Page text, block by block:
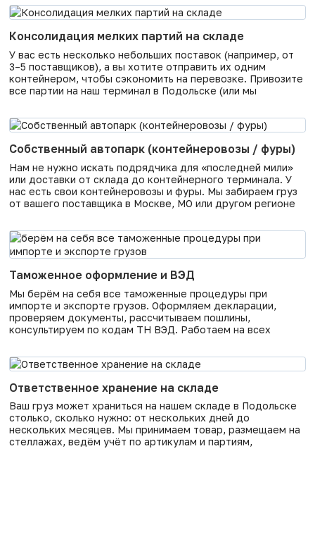
состоянием при выгрузке. Фотофиксация
Консолидация мелких партий на складе
У вас есть несколько небольших поставок (например, от
3–5 поставщиков), а вы хотите отправить их одним
контейнером, чтобы сэкономить на перевозке. Привозите
все партии на наш терминал в Подольске (или мы
один контейнер и отправляем. На выходе — один
Собственный автопарк (контейнеровозы / фуры)
Нам не нужно искать подрядчика для «последней мили»
или доставки от склада до контейнерного терминала. У
нас есть свои контейнеровозы и фуры. Мы забираем груз
от вашего поставщика в Москве, МО или другом регионе
до двери»: выгрузка у
Таможенное оформление и ВЭД
Мы берём на себя все таможенные процедуры при
импорте и экспорте грузов. Оформляем декларации,
проверяем документы, рассчитываем пошлины,
консультируем по кодам ТН ВЭД. Работаем на всех
других. Таможенное оформление — это барьер, где груз
коде приводит
Ответственное хранение на складе
Ваш груз может храниться на нашем складе в Подольске
столько, сколько нужно: от нескольких дней до
нескольких месяцев. Мы принимаем товар, размещаем на
стеллажах, ведём учёт по артикулам и партиям,